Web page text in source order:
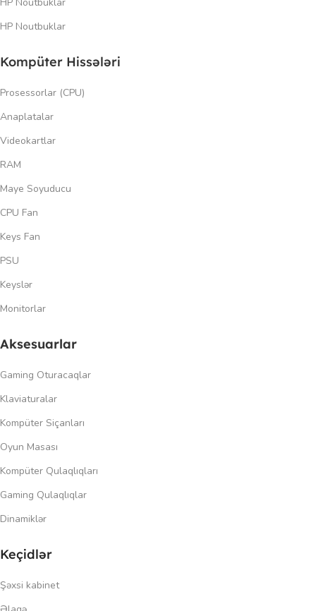
HP Noutbuklar
Kompüter Hissələri
Prosessorlar (CPU)
Anaplatalar
Videokartlar
RAM
Maye Soyuducu
CPU Fan
Keys Fan
PSU
Keyslər
Monitorlar
Aksesuarlar
Gaming Oturacaqlar
Klaviaturalar
Kompüter Siçanları
Oyun Masası
Kompüter Qulaqlıqları
Gaming Qulaqlıqlar
Dinamiklər
Keçidlər
Şəxsi kabinet